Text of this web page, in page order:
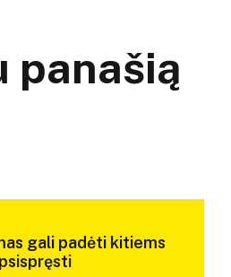
panašią
gali padėti kitiems